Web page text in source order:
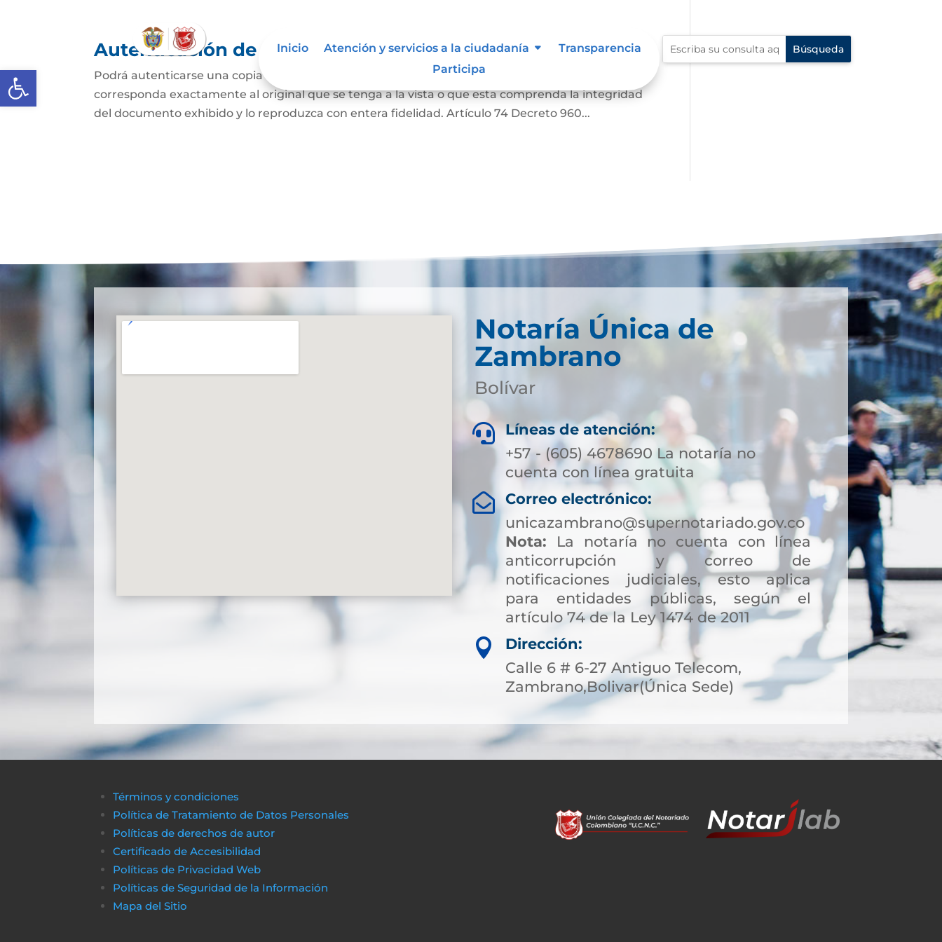
Abrir barra de herramientas
Inicio Atención y servicios a la ciudadanía
Transparencia
Participa
Autenticación de Copias
Podrá autenticarse una copia mecánica o una literal de un documento, siempre que aquella
corresponda exactamente al original que se tenga a la vista o que esta comprenda la integridad
del documento exhibido y lo reproduzca con entera fidelidad. Artículo 74 Decreto 960...
Notaría Única de
Zambrano
Bolívar
 Líneas de atención:
+57 - (605) 4678690 La notaría no
cuenta con línea gratuita

Correo electrónico:
unicazambrano@supernotariado.gov.co
Nota: La notaría no cuenta con línea
anticorrupción y correo de
notificaciones judiciales, esto aplica
para entidades públicas, según el
artículo 74 de la Ley 1474 de 2011

Dirección:
Calle 6 # 6-27 Antiguo Telecom,
Zambrano,Bolivar(Única Sede)
Términos y condiciones
Política de Tratamiento de Datos Personales
Políticas de derechos de autor
Certificado de Accesibilidad
Políticas de Privacidad Web
Políticas de Seguridad de la Información
Mapa del Sitio